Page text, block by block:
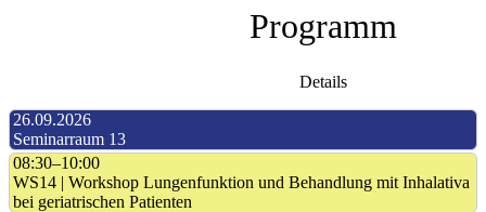
Programm
Details
26.09.2026
Seminarraum 13
08:30–10:00
WS14 | Workshop Lungenfunktion und Behandlung mit Inhalativa
bei geriatrischen Patienten